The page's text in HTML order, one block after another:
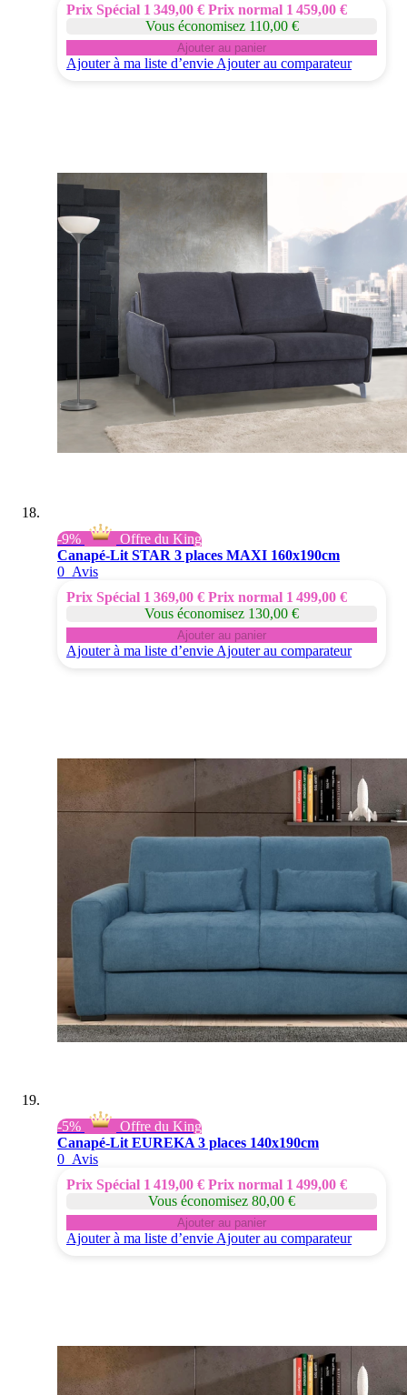
Prix Spécial 1 349,00 € Prix normal 1 459,00 €
Vous économisez 110,00 €
Ajouter au panier
Ajouter à ma liste d’envie Ajouter au comparateur
-9%
Offre du King
Canapé-Lit STAR 3 places MAXI 160x190cm
0 Avis
Prix Spécial 1 369,00 € Prix normal 1 499,00 €
Vous économisez 130,00 €
Ajouter au panier
Ajouter à ma liste d’envie Ajouter au comparateur
-5%
Offre du King
Canapé-Lit EUREKA 3 places 140x190cm
0 Avis
Prix Spécial 1 419,00 € Prix normal 1 499,00 €
Vous économisez 80,00 €
Ajouter au panier
Ajouter à ma liste d’envie Ajouter au comparateur